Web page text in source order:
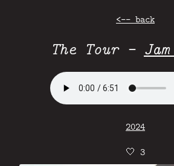
<-- back
The Tour -
2024
🤍 3